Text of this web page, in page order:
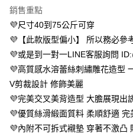
１．於結帳方式選擇「AFTEE先享後
結帳頁面，進行簡訊認證並確認金額
２．訂單成立數日內，您將收到繳費
３．收到繳費通知簡訊後14天內，點
ATM／網路銀行／等多元方式進行付
※ 請注意：結帳手續完成當下不需立
購買商品的店家。未經商家同意取消
後付繳納相關費用。
是否繳費成功／繳費後需取消欲退款
客戶支援中心」https://
【注意事項】
付款後全家取貨
每筆NT$80，滿NT$799(含以上)
萊爾富 取貨付款約3～4天到貨
每筆NT$80，滿NT$799(含以上)
每筆NT$80，滿NT$799(含以上)
7-11 取貨付款約3～4天到貨
銷售重點
💜尺寸40到75公斤可穿
💜【此款版型偏小】 所以務必參
💜或是到一對一LINE客服詢問
💜高質感水溶蕾絲刺繡雕花造型
V剪裁設計 修飾美麗
💜完美交叉美背造型 大膽展現出
💜優質絲滑緞面質料 柔順舒適 完
💜內附不可拆式襯墊 穿著不激凸